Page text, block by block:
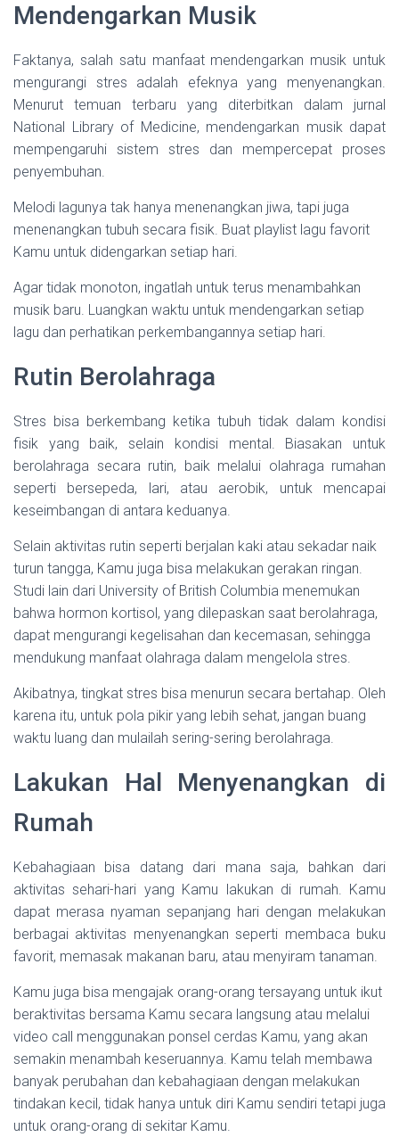
Mendengarkan Musik
Faktanya, salah satu manfaat mendengarkan musik untuk
mengurangi stres adalah efeknya yang menyenangkan.
Menurut temuan terbaru yang diterbitkan dalam jurnal
National Library of Medicine, mendengarkan musik dapat
mempengaruhi sistem stres dan mempercepat proses
penyembuhan.
Melodi lagunya tak hanya menenangkan jiwa, tapi juga
menenangkan tubuh secara fisik. Buat playlist lagu favorit
Kamu untuk didengarkan setiap hari.
Agar tidak monoton, ingatlah untuk terus menambahkan
musik baru. Luangkan waktu untuk mendengarkan setiap
lagu dan perhatikan perkembangannya setiap hari.
Rutin Berolahraga
Stres bisa berkembang ketika tubuh tidak dalam kondisi
fisik yang baik, selain kondisi mental. Biasakan untuk
berolahraga secara rutin, baik melalui olahraga rumahan
seperti bersepeda, lari, atau aerobik, untuk mencapai
keseimbangan di antara keduanya.
Selain aktivitas rutin seperti berjalan kaki atau sekadar naik
turun tangga, Kamu juga bisa melakukan gerakan ringan.
Studi lain dari University of British Columbia menemukan
bahwa hormon kortisol, yang dilepaskan saat berolahraga,
dapat mengurangi kegelisahan dan kecemasan, sehingga
mendukung manfaat olahraga dalam mengelola stres.
Akibatnya, tingkat stres bisa menurun secara bertahap. Oleh
karena itu, untuk pola pikir yang lebih sehat, jangan buang
waktu luang dan mulailah sering-sering berolahraga.
Lakukan Hal Menyenangkan di
Rumah
Kebahagiaan bisa datang dari mana saja, bahkan dari
aktivitas sehari-hari yang Kamu lakukan di rumah. Kamu
dapat merasa nyaman sepanjang hari dengan melakukan
berbagai aktivitas menyenangkan seperti membaca buku
favorit, memasak makanan baru, atau menyiram tanaman.
Kamu juga bisa mengajak orang-orang tersayang untuk ikut
beraktivitas bersama Kamu secara langsung atau melalui
video call menggunakan ponsel cerdas Kamu, yang akan
semakin menambah keseruannya. Kamu telah membawa
banyak perubahan dan kebahagiaan dengan melakukan
tindakan kecil, tidak hanya untuk diri Kamu sendiri tetapi juga
untuk orang-orang di sekitar Kamu.